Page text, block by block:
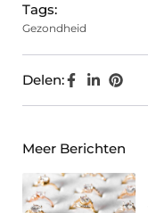
Tags:
Gezondheid
Delen:
Meer Berichten